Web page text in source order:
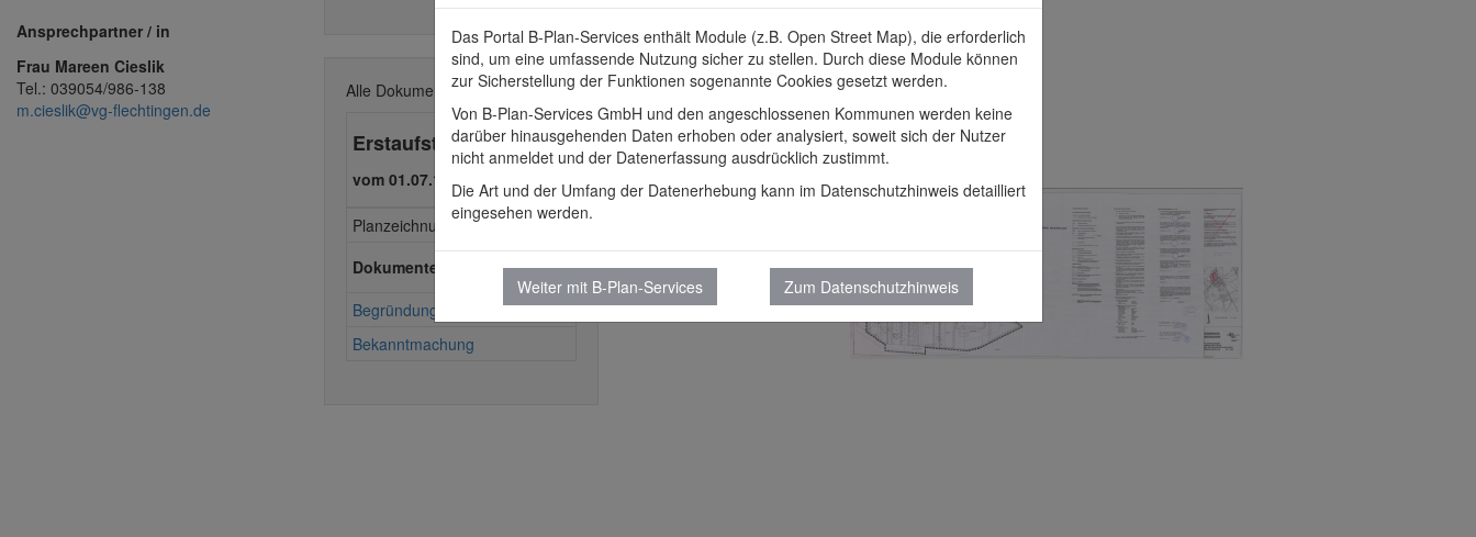
Ansprechpartner / in
Frau Mareen Cieslik
Tel.: 039054/986-138
m.cieslik@vg-flechtingen.de
Alle Dokumente zu
Erstaufstellung
vom 01.07.1996
Planzeichnung
Dokumente
Begründung
Bekanntmachung
Das Portal B-Plan-Services enthält Module (z.B. Open Street Map), die erforderlich
sind, um eine umfassende Nutzung sicher zu stellen. Durch diese Module können
zur Sicherstellung der Funktionen sogenannte Cookies gesetzt werden.
Von B-Plan-Services GmbH und den angeschlossenen Kommunen werden keine
darüber hinausgehenden Daten erhoben oder analysiert, soweit sich der Nutzer
nicht anmeldet und der Datenerfassung ausdrücklich zustimmt.
Die Art und der Umfang der Datenerhebung kann im Datenschutzhinweis detailliert
eingesehen werden.
Weiter mit B-Plan-Services Zum Datenschutzhinweis